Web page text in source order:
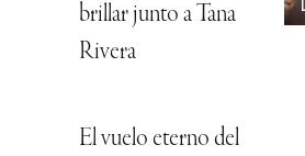
brillar junto a Tana
Rivera
El vuelo eterno del